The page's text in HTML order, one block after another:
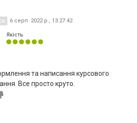
6 серп. 2022 р., 13:27:42
Якість
та написання курсового
Все просто круто.